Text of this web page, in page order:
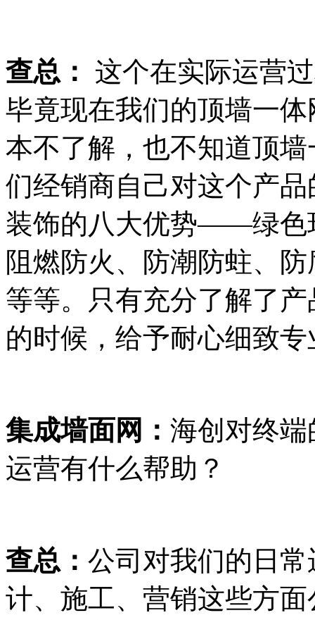
查总：
这个在实际运营
毕竟现在我们的顶墙一
本不了解，也不知道顶
们经销商自己对这个产
装饰的八大优势——绿色
阻燃防火、防潮防蛀、
等等。只有充分了解了
的时候，给予耐心细致
集成墙面网： 海创对终
运营有什么帮助？
查总： 公司对我们的日
计、施工、营销这些方